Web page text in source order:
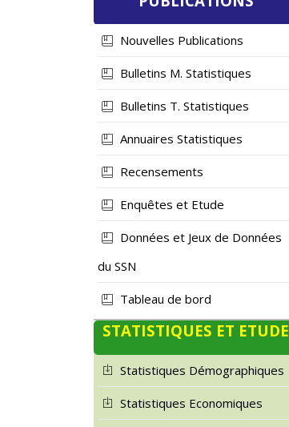
Nouvelles Publications
Bulletins M. Statistiques
Bulletins T. Statistiques
Annuaires Statistiques
Recensements
Enquêtes et Etude
Données et Jeux de Données
du SSN
Tableau de bord
STATISTIQUES ET ETUDE
Statistiques Démographiques
Statistiques Economiques